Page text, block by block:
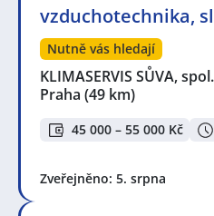
vzduchotechnika,
Nutně vás hledají
KLIMASERVIS SŮVA,
Praha (49 km)
45 000 – 55 000 Kč
Zveřejněno: 5. srpna